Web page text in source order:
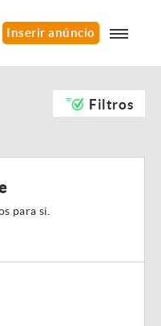
Inserir anúncio
Filtros
para si.